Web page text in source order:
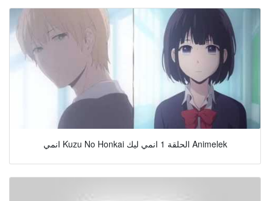
انمي Kuzu No Honkai الحلقة 1 انمي ليك Animelek